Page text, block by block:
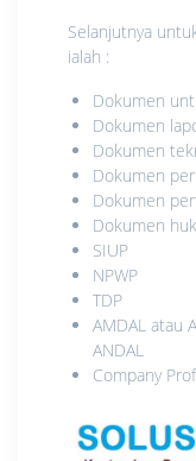
Selanjutnya
ialah :
Dokumen
Dokumen
Dokumen
Dokumen
Dokumen
Dokumen
SIUP
NPWP
TDP
AMDAL atau
ANDAL
Company